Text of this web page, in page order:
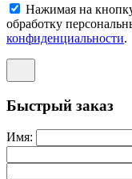
Нажимая на
обработку
конфиденциальности.
Быстрый заказ
Имя: